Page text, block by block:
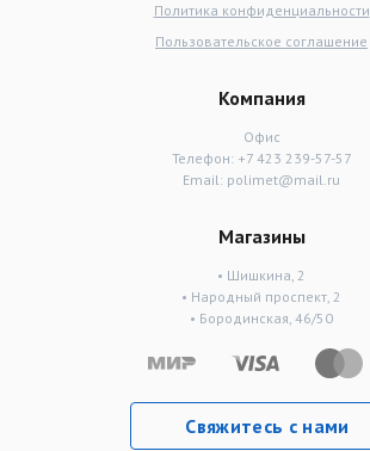
Политика конфиденциальности
Пользовательское соглашение
Компания
Офис
Телефон: +7 423 239-57-57
Email: polimet@mail.ru
Магазины
• Шишкина, 2
• Народный проспект, 2
• Бородинская, 46/50
Свяжитесь с нами